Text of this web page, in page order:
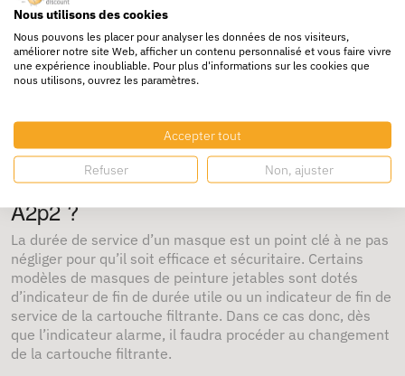
vous que les panneaux ne sont pas pliés et que les
languettes sont pliées à plat. Les barrettes nasales sont
des barrettes en aluminium que vous devez plier pour
ajuster parfaitement le masque à votre visage. Elles
rendent le masque plus étanche et empêchent la
buée sur les lunettes.
Quelle est la durée de vie d’un masque
jetable ? Quand changer la cartouche
A2p2 ?
La durée de service d’un masque est un point clé à ne pas
négliger pour qu’il soit efficace et sécuritaire. Certains
modèles de masques de peinture jetables sont dotés
d’indicateur de fin de durée utile ou un indicateur de fin de
service de la cartouche filtrante. Dans ce cas donc, dès
que l’indicateur alarme, il faudra procéder au changement
de la cartouche filtrante.
Nous utilisons des cookies
Nous pouvons les placer pour analyser les données de nos visiteurs,
améliorer notre site Web, afficher un contenu personnalisé et vous faire vivre
une expérience inoubliable. Pour plus d'informations sur les cookies que
nous utilisons, ouvrez les paramètres.
Accepter tout
Refuser Non, ajuster